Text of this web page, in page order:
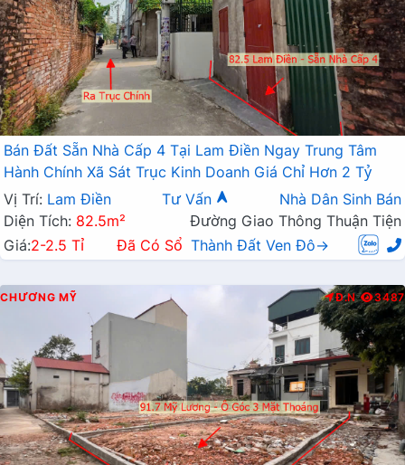
Bán Đất Sẵn Nhà Cấp 4 Tại Lam Điền Ngay Trung Tâm
Hành Chính Xã Sát Trục Kinh Doanh Giá Chỉ Hơn 2 Tỷ
Vị Trí: Lam Điền Tư Vấn
Nhà Dân Sinh Bán
Diện Tích: 82.5m²
Đường Giao Thông Thuận Tiện
Giá:2-2.5 Tỉ Đã Có Sổ Thành Đất Ven Đô→
CHƯƠNG MỸ Đ.N 3487